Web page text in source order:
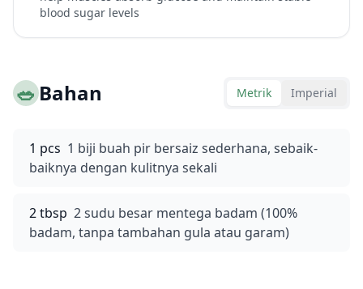
blood sugar levels
🥗Bahan Metrik Imperial
1 pcs 1 biji buah pir bersaiz sederhana, sebaik-
baiknya dengan kulitnya sekali
2 tbsp 2 sudu besar mentega badam (100%
badam, tanpa tambahan gula atau garam)